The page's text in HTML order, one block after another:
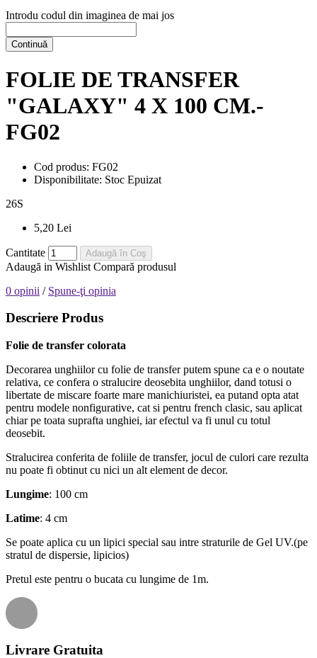
Introdu codul din imaginea de mai jos
Continuă
FOLIE DE TRANSFER
"GALAXY" 4 X 100 CM.-
FG02
Cod produs: FG02
Disponibilitate: Stoc Epuizat
26S
5,20 Lei
Cantitate Adaugă în Coş
Adaugă in Wishlist Compară produsul
0 opinii / Spune-ţi opinia
Descriere Produs
Folie de transfer colorata
Decorarea unghiilor cu folie de transfer putem spune ca e o noutate
relativa, ce confera o stralucire deosebita unghiilor, dand totusi o
libertate de miscare foarte mare manichiuristei, ea putand opta atat
pentru modele nonfigurative, cat si pentru french clasic, sau aplicat
chiar pe toata suprafta unghiei, iar efectul va fi unul cu totul
deosebit.
Stralucirea conferita de foliile de transfer, jocul de culori care rezulta
nu poate fi obtinut cu nici un alt element de decor.
Lungime: 100 cm
Latime: 4 cm
Se poate aplica cu un lipici special sau intre straturile de Gel UV.(pe
stratul de dispersie, lipicios)
Pretul este pentru o bucata cu lungime de 1m.
Livrare Gratuita